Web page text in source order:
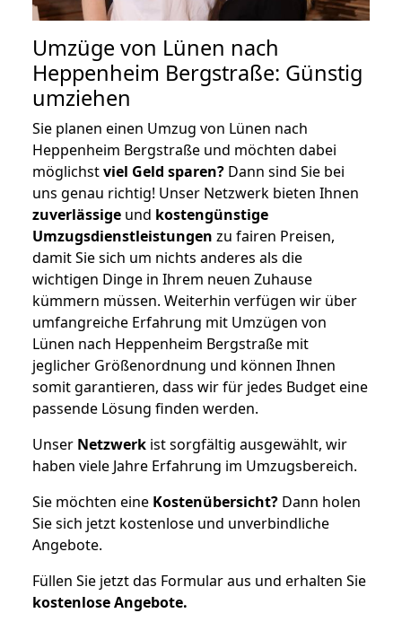
Umzüge von Lünen nach
Heppenheim Bergstraße: Günstig
umziehen
Sie planen einen Umzug von Lünen nach
Heppenheim Bergstraße und möchten dabei
möglichstviel Geld sparen? Dann sind Sie bei
uns genau richtig! Unser Netzwerk bieten Ihnen
zuverlässige und kostengünstige
Umzugsdienstleistungen zu fairen Preisen,
damit Sie sich um nichts anderes als die
wichtigen Dinge in Ihrem neuen Zuhause
kümmern müssen. Weiterhin verfügen wir über
umfangreiche Erfahrung mit Umzügen von
Lünen nach Heppenheim Bergstraße mit
jeglicher Größenordnung und können Ihnen
somit garantieren, dass wir für jedes Budget eine
passende Lösung finden werden.
Unser Netzwerk ist sorgfältig ausgewählt, wir
haben viele Jahre Erfahrung im Umzugsbereich.
Sie möchten eine Kostenübersicht? Dann holen
Sie sich jetzt kostenlose und unverbindliche
Angebote.
Füllen Sie jetzt das Formular aus und erhalten Sie
kostenloseAngebote.